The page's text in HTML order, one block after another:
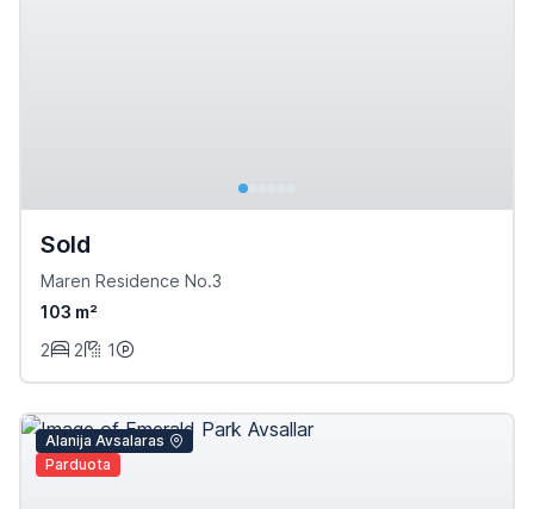
Sold
Maren Residence No.3
103 m²
2
2 1
Alanija Avsalaras
Parduota